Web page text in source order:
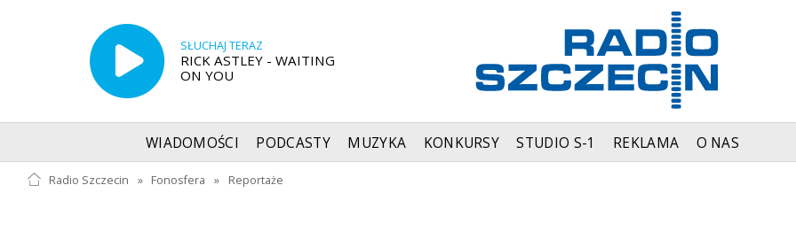
SŁUCHAJ TERAZ
RICK ASTLEY - WAITING
ON YOU
WIADOMOŚCI PODCASTY MUZYKA KONKURSY STUDIO S-1 REKLAMA O NAS
Radio Szczecin » Fonosfera » Reportaże